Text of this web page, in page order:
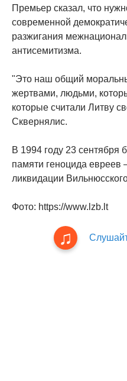
Премьер сказал, что
современной
разжигания
антисемитизма.
"Это наш общий
жертвами, людьми,
которые считали Литву
Сквернялис.
В 1994 году 23
памяти геноцида евреев
ликвидации Вильнюсского
Фото: https://www.lzb.lt